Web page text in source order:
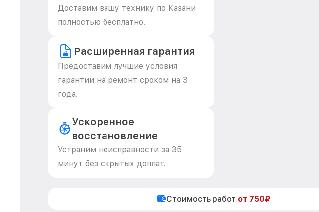
Доставим вашу технику по Казани
полностью бесплатно.
Расширенная гарантия
Предоставим лучшие условия
гарантии на ремонт сроком на 3
года.
Ускоренное
восстановление
Устраним неисправности за 35
минут без скрытых доплат.
Стоимость работ от 750₽